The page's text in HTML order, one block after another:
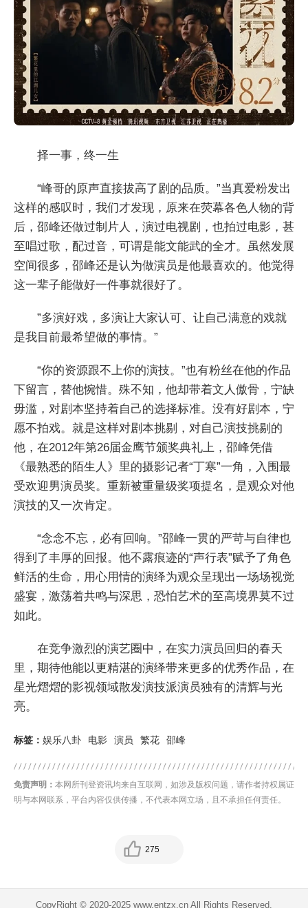
择一事，终一生
“峰哥的原声直接拔高了剧的品质。”当真爱粉发出
这样的感叹时，我们才发现，原来在荧幕各色人物的背
后，邵峰还做过制片人，演过电视剧，也拍过电影，甚
至唱过歌，配过音，可谓是能文能武的全才。虽然发展
空间很多，邵峰还是认为做演员是他最喜欢的。他觉得
这一辈子能做好一件事就很好了。
”多演好戏，多演让大家认可、让自己满意的戏就
是我目前最希望做的事情。”
“你的资源跟不上你的演技。”也有粉丝在他的作品
下留言，替他惋惜。殊不知，他却带着文人傲骨，宁缺
毋滥，对剧本坚持着自己的选择标准。没有好剧本，宁
愿不拍戏。就是这样对剧本挑剔，对自己演技挑剔的
他，在2012年第26届金鹰节颁奖典礼上，邵峰凭借
《最熟悉的陌生人》里的摄影记者“丁寒”一角，入围最
受欢迎男演员奖。重新被重量级奖项提名，是观众对他
演技的又一次肯定。
“念念不忘，必有回响。”邵峰一贯的严苛与自律也
得到了丰厚的回报。他不露痕迹的“声行表”赋予了角色
鲜活的生命，用心用情的演绎为观众呈现出一场场视觉
盛宴，激荡着共鸣与深思，恐怕艺术的至高境界莫不过
如此。
在竞争激烈的演艺圈中，在实力演员回归的春天
里，期待他能以更精湛的演绎带来更多的优秀作品，在
星光熠熠的影视领域散发演技派演员独有的清辉与光
亮。
标签： 娱乐八卦 电影 演员 繁花 邵峰
免责声明： 本网所刊登资讯均来自互联网，如涉及版权问题，请作者持权属证
明与本网联系，平台内容仅供传播，不代表本网立场，且不承担任何责任。
275
CopyRight © 2020-2025 www.entzx.cn All Rights Reserved.